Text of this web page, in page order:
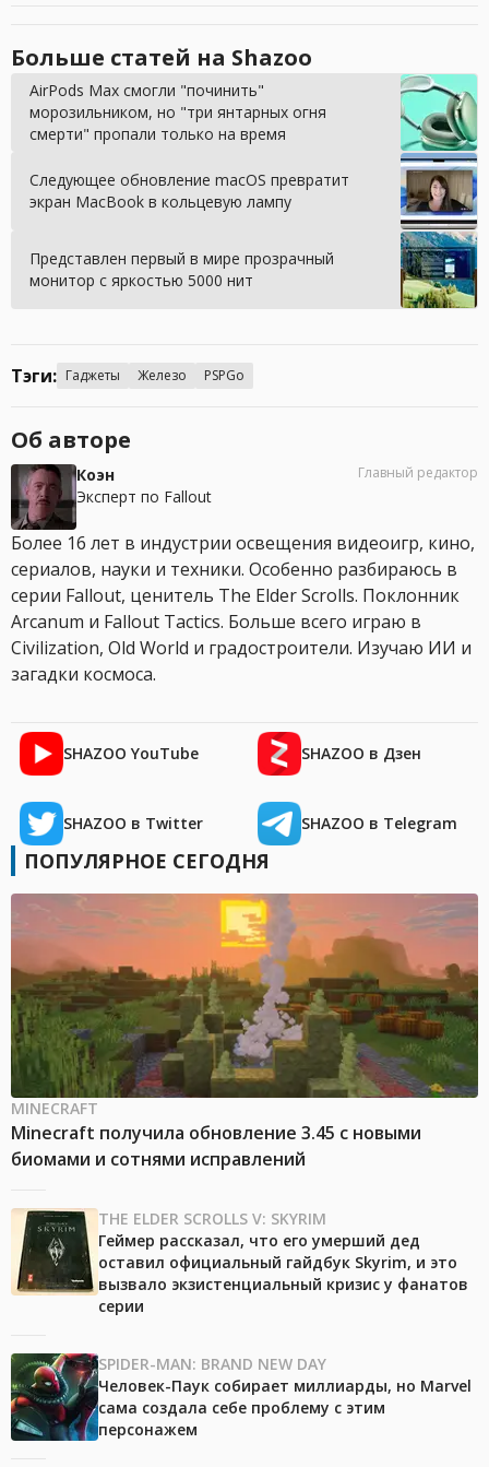
Больше статей на Shazoo
AirPods Max смогли "починить"
морозильником, но "три янтарных огня
смерти" пропали только на время
Следующее обновление macOS превратит
экран MacBook в кольцевую лампу
Представлен первый в мире прозрачный
монитор с яркостью 5000 нит
Тэги: Гаджеты Железо PSPGo
Об авторе
Коэн
Эксперт по Fallout
Главный редактор
Более 16 лет в индустрии освещения видеоигр, кино,
сериалов, науки и техники. Особенно разбираюсь в
серии Fallout, ценитель The Elder Scrolls. Поклонник
Arcanum и Fallout Tactics. Больше всего играю в
Civilization, Old World и градостроители. Изучаю ИИ и
загадки космоса.
SHAZOO YouTube SHAZOO в Дзен
SHAZOO в Twitter SHAZOO в Telegram
ПОПУЛЯРНОЕ СЕГОДНЯ
MINECRAFT
Minecraft получила обновление 3.45 с новыми
биомами и сотнями исправлений
THE ELDER SCROLLS V: SKYRIM
Геймер рассказал, что его умерший дед
оставил официальный гайдбук Skyrim, и это
вызвало экзистенциальный кризис у фанатов
серии
SPIDER-MAN: BRAND NEW DAY
Человек-Паук собирает миллиарды, но Marvel
сама создала себе проблему с этим
персонажем